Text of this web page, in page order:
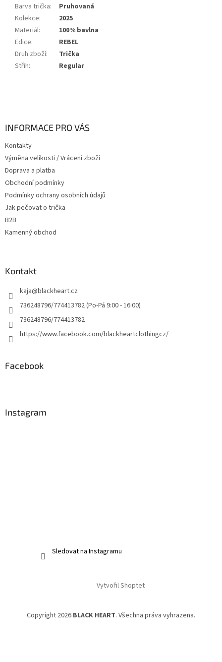
Barva trička:
Pruhovaná
Kolekce:
2025
Materiál:
100% bavlna
Edice:
REBEL
Druh zboží:
Trička
Střih: Regular
INFORMACE PRO VÁS
Kontakty
Výměna velikosti / Vrácení zboží
Doprava a platba
Obchodní podmínky
Podmínky ochrany osobních údajů
Jak pečovat o trička
B2B
Kamenný obchod
Kontakt
kaja@blackheart.cz
736248796/774413782 (Po-Pá 9:00 - 16:00)
736248796/774413782
https://www.facebook.com/blackheartclothingcz/
Facebook
Instagram
Sledovat na Instagramu
Vytvořil Shoptet
Copyright 2026 BLACK HEART. Všechna práva vyhrazena.